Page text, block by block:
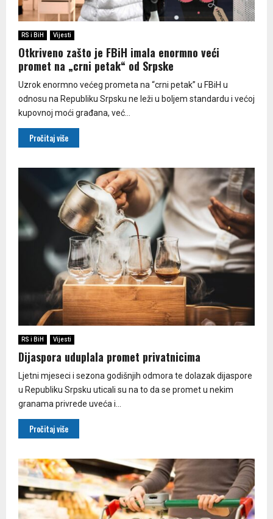
RS i BiH Vijesti
Otkriveno zašto je FBiH imala enormno veći
promet na „crni petak“ od Srpske
Uzrok enormno većeg prometa na “crni petak” u FBiH u
odnosu na Republiku Srpsku ne leži u boljem standardu i većoj
kupovnoj moći građana, već...
Pročitaj više
RS i BiH Vijesti
Dijaspora uduplala promet privatnicima
Ljetni mjeseci i sezona godišnjih odmora te dolazak dijaspore
u Republiku Srpsku uticali su na to da se promet u nekim
granama privrede uveća i...
Pročitaj više